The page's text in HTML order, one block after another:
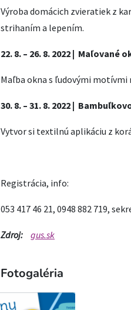
Výroba domácich zvieratiek z
strihaním a lepením.
22. 8. – 26. 8. 2022 | Maľované
Maľba okna s ľudovými
30. 8. – 31. 8. 2022 |
Vytvor si textilnú aplikáciu z
Registrácia, info:
053 417 46 21, 0948 882 719,
Zdroj: gus.sk
Fotogaléria